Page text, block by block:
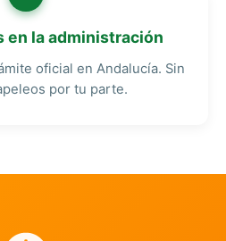
en la administración
oficial en Andalucía. Sin
por tu parte.